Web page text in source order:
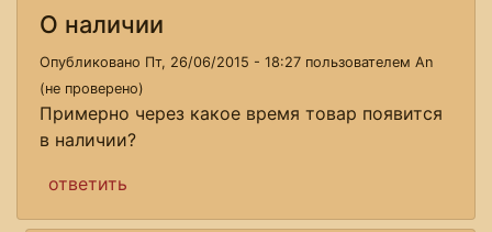
О наличии
Опубликовано Пт, 26/06/2015 - 18:27 пользователем Аn
(не проверено)
Примерно через какое время товар появится
в наличии?
ответить